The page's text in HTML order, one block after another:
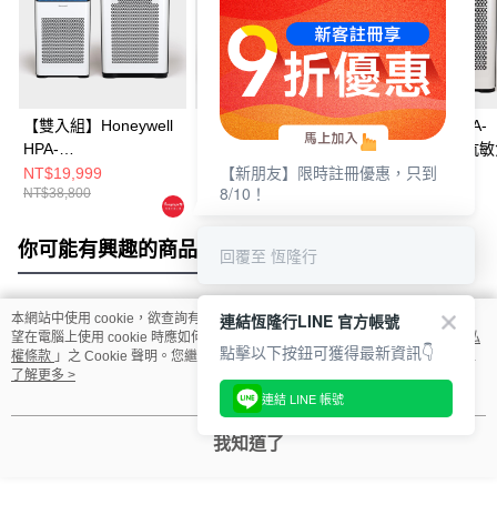
【雙入組】Honeywell
HPA-
710WTWV1+HPA-
720WTWV1 抗敏負離
NT$19,999
NT$38,800
Honeywell HPA-
720WTWV1 抗敏負離
子空氣清淨機
NT$12,900
NT$20,900
Honeywell HPA-
710WTWV1 抗
子空氣清淨機
NT$10,900
你可能有興趣的商品 全站排行
熱門標籤
本網站中使用 cookie，欲查詢有關本網站使用 cookie 方式之詳情，及若您不希
望在電腦上使用 cookie 時應如何變更電腦的 cookie 設定，請參閱本網站「
隱私
權條款 」之 Cookie 聲明。您繼續使用本網站即表示您同意本公司得按本網站使
用條款之 Cookie 聲明使用 cookie。
了解更多 >
我知道了
【新朋友】限時註冊優惠，只到
8/10！
回覆至 恆隆行
連結恆隆行LINE 官方帳號
點擊以下按鈕可獲得最新資訊👇
連結 LINE 帳號